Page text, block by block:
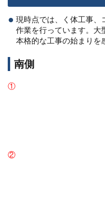
現時点では、く体工事、
作業を行っています。大
本格的な工事の始まりを
南側
①
②